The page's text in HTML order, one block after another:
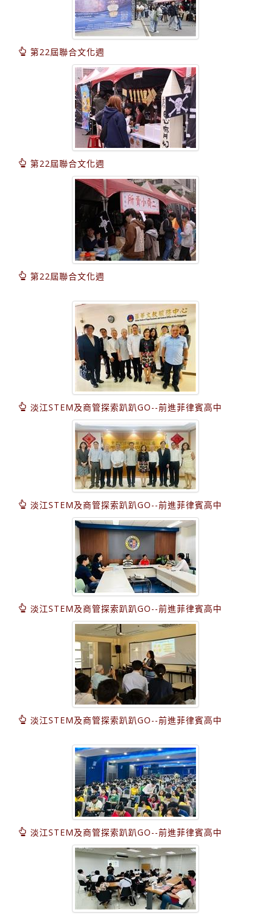
第22屆聯合文化週
第22屆聯合文化週
第22屆聯合文化週
淡江STEM及商管探索趴趴GO--前進菲律賓高中
淡江STEM及商管探索趴趴GO--前進菲律賓高中
淡江STEM及商管探索趴趴GO--前進菲律賓高中
淡江STEM及商管探索趴趴GO--前進菲律賓高中
淡江STEM及商管探索趴趴GO--前進菲律賓高中